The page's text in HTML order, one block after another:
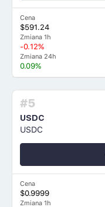
Cena
$591.24
Zmiana 1h
-0.12%
Zmiana 24h
0.09%
#5
USDC
USDC
Cena
$0.9999
Zmiana 1h